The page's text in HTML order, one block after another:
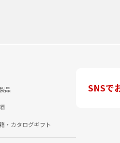
品
・カタログギフト
SNSで